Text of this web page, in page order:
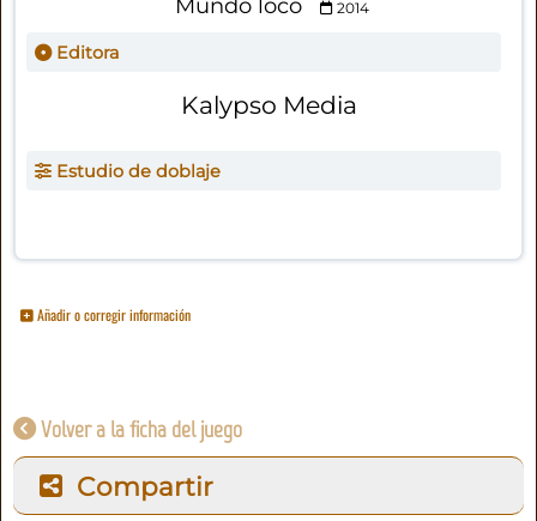
Mundo loco 2014
Editora
Kalypso Media
Estudio de doblaje
Añadir o corregir información
Volver a la ficha del juego
Compartir